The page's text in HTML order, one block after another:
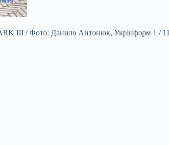
ARK III / Фото: Данило Антонюк, Укрінформ 1 / 11